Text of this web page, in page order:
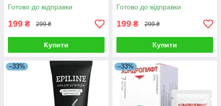
Готово до відправки
199 ₴ 299 ₴
Купити
Готово до відправки
199 ₴ 299 ₴
Купити
–33% –33%